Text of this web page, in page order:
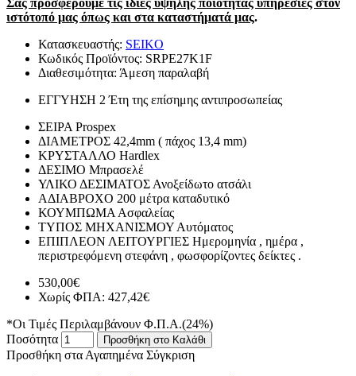
ιστότοπό μας όπως και στα καταστήματά μας.
Κατασκευαστής: SEIKO
Κωδικός Προϊόντος: SRPE27K1F
Διαθεσιμότητα: Άμεση παραλαβή
ΕΓΓΥΗΣΗ 2 Έτη της επίσημης αντιπροσωπείας
ΣΕΙΡΑ Prospex
ΔΙΑΜΕΤΡΟΣ 42,4mm ( πάχος 13,4 mm)
ΚΡΥΣΤΑΛΛΟ Hardlex
ΔΕΣΙΜΟ Μπρασελέ
ΥΛΙΚΟ ΔΕΣΙΜΑΤΟΣ Ανοξείδωτο ατσάλι
ΑΔΙΑΒΡΟΧΟ 200 μέτρα καταδυτικό
ΚΟΥΜΠΩΜΑ Ασφαλείας
ΤΥΠΟΣ ΜΗΧΑΝΙΣΜΟΥ Αυτόματος
ΕΠΙΠΛΕΟΝ ΛΕΙΤΟΥΡΓΙΕΣ Ημερομηνία , ημέρα ,
περιστρεφόμενη στεφάνη , φωσφορίζοντες δείκτες .
530,00€
Χωρίς ΦΠΑ: 427,42€
*Οι Τιμές Περιλαμβάνουν Φ.Π.Α.(24%)
Ποσότητα
Προσθήκη στο Καλάθι
Προσθήκη στα Αγαπημένα Σύγκριση